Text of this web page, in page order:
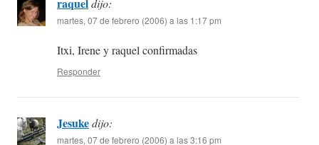
raqueldijo:
martes, 07 de febrero (2006) a las 1:17 pm
Itxi, Irene y raquel confirmadas
Responder
Jesukedijo:
martes, 07 de febrero (2006) a las 3:16 pm